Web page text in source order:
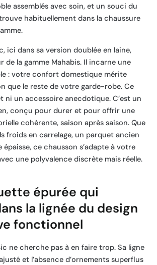
assemblés avec soin, et un souci du
habituellement dans la chaussure
ici dans sa version doublée en laine,
la gamme Mahabis. Il incarne une
: votre confort domestique mérite
que le reste de votre garde-robe. Ce
ni un accessoire anecdotique. C’est un
conçu pour durer et pour offrir une
cohérente, saison après saison. Que
froids en carrelage, un parquet ancien
ce chausson s’adapte à votre
une polyvalence discrète mais réelle.
épurée qui
la lignée du design
fonctionnel
ne cherche pas à en faire trop. Sa ligne
et l’absence d’ornements superflus